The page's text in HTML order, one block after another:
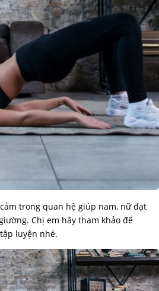
trong quan hệ giúp nam, nữ đạt
Chị em hãy tham khảo để
luyện nhé.